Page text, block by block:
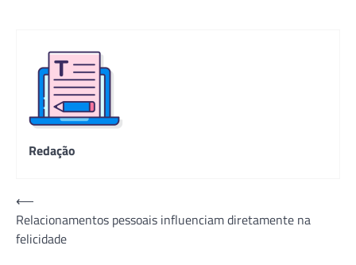
Redação
Navegação
de
Post
⟵
Relacionamentos pessoais influenciam diretamente na
felicidade